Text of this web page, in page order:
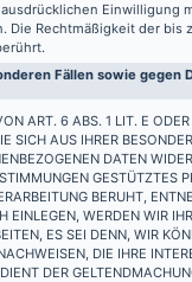
Einwilligung
Rechtmäßigkeit der bis
Fällen sowie gegen
ART. 6 ABS. 1 LIT. E
SICH AUS IHRER
DATEN
GESTÜTZTES
BERUHT,
EINLEGEN, WERDEN WIR
ES SEI DENN, WIR
DIE IHRE
DER